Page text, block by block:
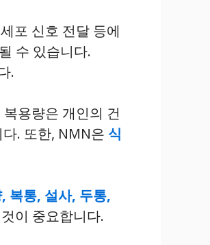
포 신호 전달 등에
수 있습니다.
.
용량은 개인의 건
. 또한, NMN은 식
복통, 설사, 두통,
이 중요합니다.